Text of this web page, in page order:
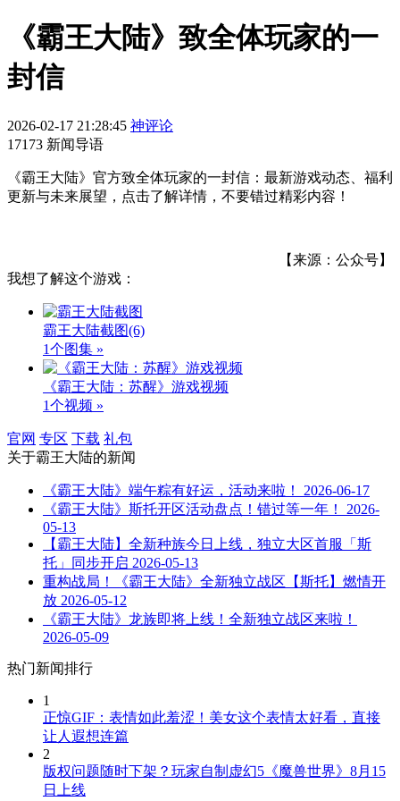
《霸王大陆》致全体玩家的一
封信
2026-02-17 21:28:45 神评论
17173 新闻导语
《霸王大陆》官方致全体玩家的一封信：最新游戏动态、福利
更新与未来展望，点击了解详情，不要错过精彩内容！
【来源：公众号】
我想了解这个游戏：
霸王大陆截图(6)
1个图集 »
《霸王大陆：苏醒》游戏视频
1个视频 »
官网 专区 下载 礼包
关于霸王大陆的新闻
《霸王大陆》端午粽有好运，活动来啦！
2026-06-17
《霸王大陆》斯托开区活动盘点！错过等一年！
2026-
05-13
【霸王大陆】全新种族今日上线，独立大区首服「斯
托」同步开启 2026-05-13
重构战局！《霸王大陆》全新独立战区【斯托】燃情开
放 2026-05-12
《霸王大陆》龙族即将上线！全新独立战区来啦！
2026-05-09
热门新闻排行
1
正惊GIF：表情如此羞涩！美女这个表情太好看，直接
让人遐想连篇
2
版权问题随时下架？玩家自制虚幻5《魔兽世界》8月15
日上线